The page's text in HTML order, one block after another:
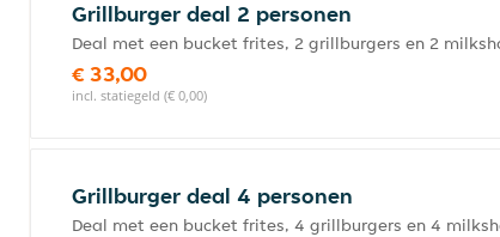
Grillburger deal 2 personen
Deal met een bucket frites, 2 grillburgers en 2
€ 33,00
incl. statiegeld (€ 0,00)
Grillburger deal 4 personen
Deal met een bucket frites, 4 grillburgers en 4